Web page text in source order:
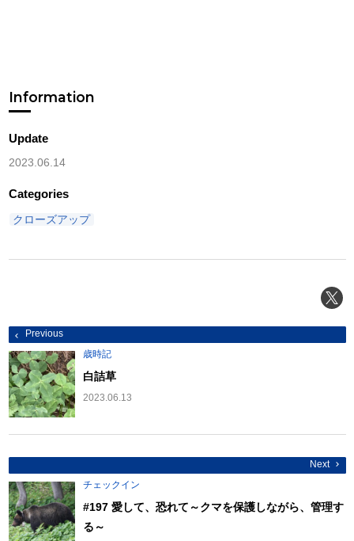
Information
Update
2023.06.14
Categories
クローズアップ
投
稿
ナ
ビ
ゲ
ー
シ
ョ
ン
Previous
歳時記
白詰草
2023.06.13
Next
チェックイン
#197 愛して、恐れて～クマを保護しながら、管理す
る～